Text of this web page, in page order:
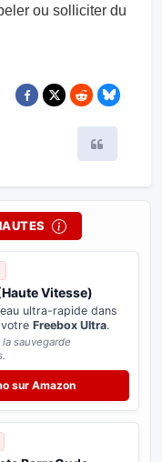
ou solliciter du
Vitesse)
ultra-rapide dans
Freebox Ultra.
sauvegarde
sur Amazon